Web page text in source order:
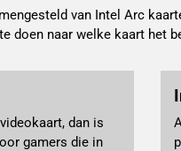
van Intel Arc
doen naar welke kaart het
dan is
gamers die in